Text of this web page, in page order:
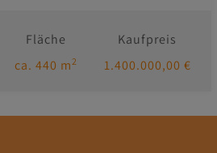
Fläche
ca. 440 m2
Kaufpreis
1.400.000,00 €